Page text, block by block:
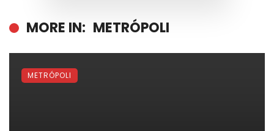
MORE IN: METRÓPOLI
METRÓPOLI